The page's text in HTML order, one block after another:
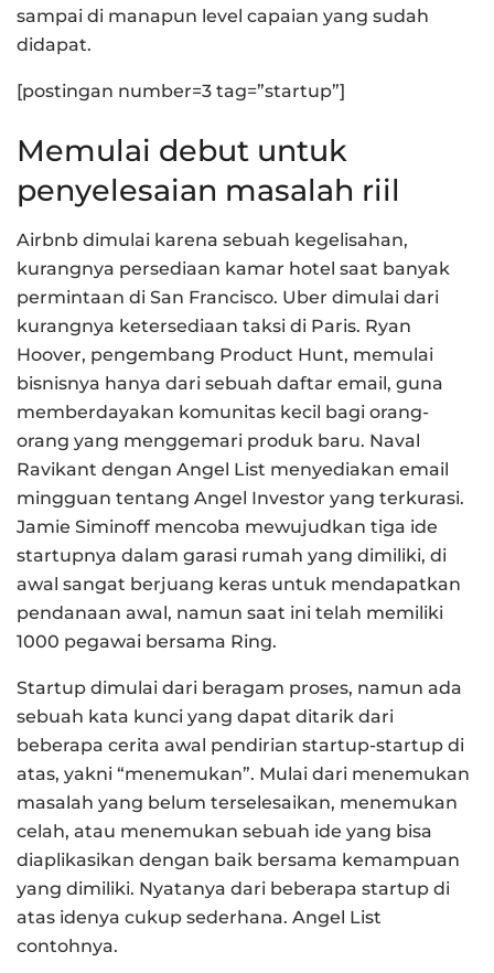
sampai di manapun level capaian yang sudah
didapat.
[postingan number=3 tag=”startup”]
Memulai debut untuk
penyelesaian masalah riil
Airbnb dimulai karena sebuah kegelisahan,
kurangnya persediaan kamar hotel saat banyak
permintaan di San Francisco. Uber dimulai dari
kurangnya ketersediaan taksi di Paris. Ryan
Hoover, pengembang Product Hunt, memulai
bisnisnya hanya dari sebuah daftar email, guna
memberdayakan komunitas kecil bagi orang-
orang yang menggemari produk baru. Naval
Ravikant dengan Angel List menyediakan email
mingguan tentang Angel Investor yang terkurasi.
Jamie Siminoff mencoba mewujudkan tiga ide
startupnya dalam garasi rumah yang dimiliki, di
awal sangat berjuang keras untuk mendapatkan
pendanaan awal, namun saat ini telah memiliki
1000 pegawai bersama Ring.
Startup dimulai dari beragam proses, namun ada
sebuah kata kunci yang dapat ditarik dari
beberapa cerita awal pendirian startup-startup di
atas, yakni “menemukan”. Mulai dari menemukan
masalah yang belum terselesaikan, menemukan
celah, atau menemukan sebuah ide yang bisa
diaplikasikan dengan baik bersama kemampuan
yang dimiliki. Nyatanya dari beberapa startup di
atas idenya cukup sederhana. Angel List
contohnya.